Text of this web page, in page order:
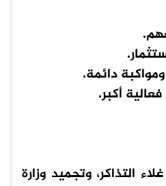
دائمة.
أكبر.
التذاكر، وتجميد وزارة